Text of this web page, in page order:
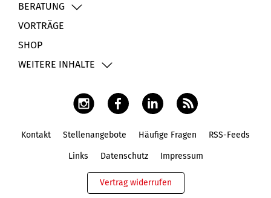
BERATUNG
VORTRÄGE
SHOP
WEITERE INHALTE
Kontakt Stellenangebote Häufige Fragen RSS-Feeds
Links Datenschutz Impressum
Vertrag widerrufen